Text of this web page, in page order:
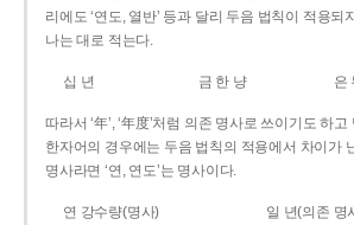
리에도 ‘연도, 열반’ 등과 달리 두음 법칙이 적용되
나는 대로 적는다.
십 년 금 한 냥 은
따라서 ‘年’, ‘年度’처럼 의존 명사로 쓰이기도 하
한자어의 경우에는 두음 법칙의 적용에서 차이가
명사라면 ‘연, 연도’는 명사이다.
연 강수량(명사)
일 년(의존 명